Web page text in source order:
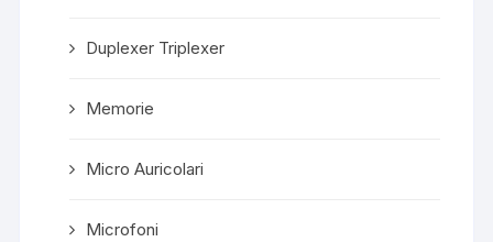
Duplexer Triplexer
Memorie
Micro Auricolari
Microfoni